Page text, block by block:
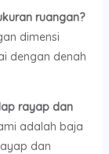
ruangan?
dimensi
dengan denah
rayap dan
adalah baja
dan